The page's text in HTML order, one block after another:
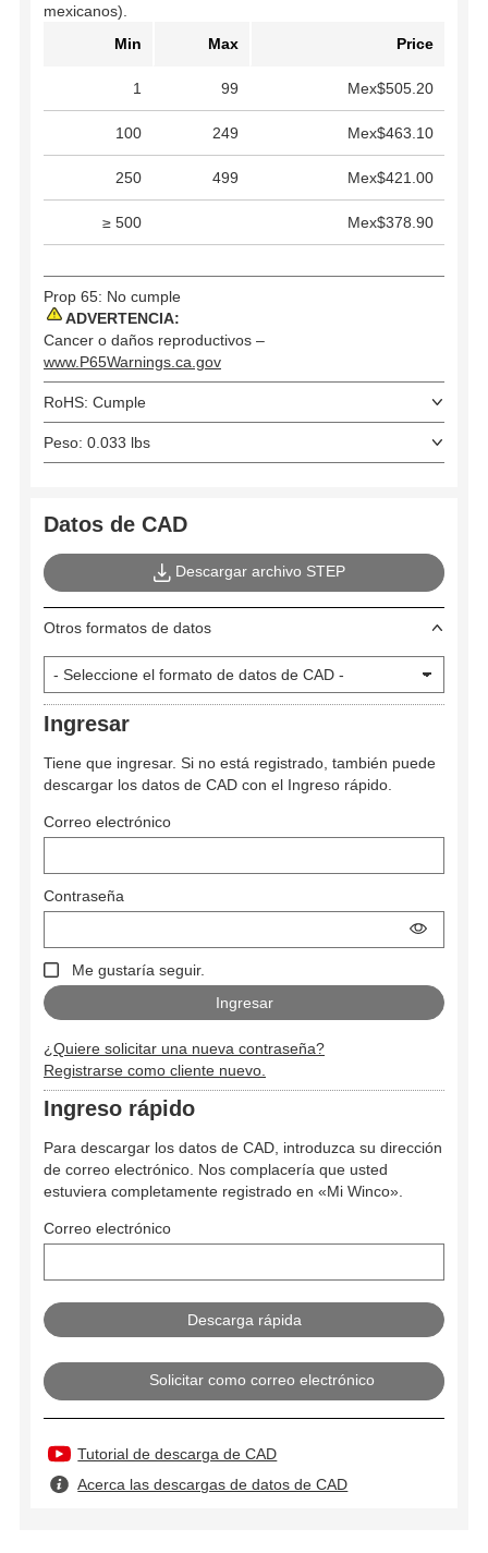
mexicanos).
Min
Max Price
1 99 Mex$505.20
100 249 Mex$463.10
250 499 Mex$421.00
≥ 500 Mex$378.90
Prop 65: No cumple
ADVERTENCIA:
Cancer o daños reproductivos –
www.P65Warnings.ca.gov
RoHS: Cumple
Peso: 0.033 lbs
Datos de CAD
Descargar archivo STEP
Otros formatos de datos
Ingresar
Tiene que ingresar. Si no está registrado, también puede
descargar los datos de CAD con el Ingreso rápido.
Correo electrónico
Contraseña
Me gustaría seguir.
¿Quiere solicitar una nueva contraseña?
Registrarse como cliente nuevo.
Ingreso rápido
Para descargar los datos de CAD, introduzca su dirección
de correo electrónico. Nos complacería que usted
estuviera completamente registrado en «Mi Winco».
Correo electrónico
Solicitar como correo electrónico
Tutorial de descarga de CAD
Acerca las descargas de datos de CAD